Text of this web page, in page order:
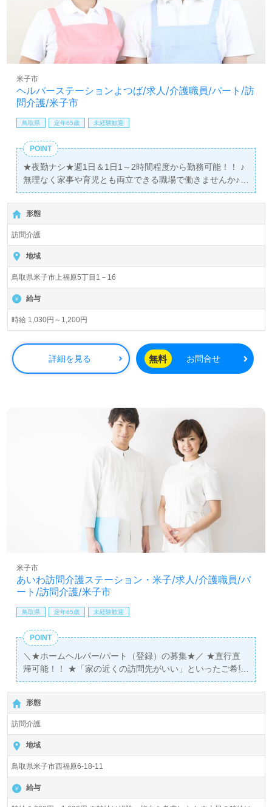
ヘルパーステーションよつば/求人/介護職員/パート/訪
問介護/米子市
米子市
鳥取県 定年65歳 未経験歓迎
POINT
★夜勤ナシ★週1日＆1日1～2時間程度から勤務可能！！ ♪
無理なく家事や育児とも両立できる職場で働きませんか♪
＞＞【経験不問】お休みもスタッフ同士調整し合っていま
す＜＜
形態
訪問介護
地域
鳥取県米子市上福原5丁目1－16
給与
時給 1,030円～1,200円
詳細を見る 無料 お問合せ
あいわ訪問介護ステーション・米子/求人/介護職員/パ
ート/訪問介護/米子市
米子市
鳥取県 定年65歳 未経験歓迎
POINT
＼★ホームヘルパー/パート（登録）の募集★／ ★直行直
帰可能！！ ★「家の近くの訪問先がいい」といったご希望
も考慮させて頂きます！ ★60歳代以上の方（70歳代の方
も）活躍中！！
形態
訪問介護
地域
鳥取県米子市西福原6-18-11
給与